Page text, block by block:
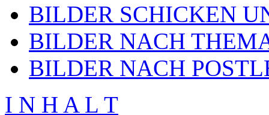
BILDER SCHICKEN
BILDER NACH
BILDER NACH
I N H A L T